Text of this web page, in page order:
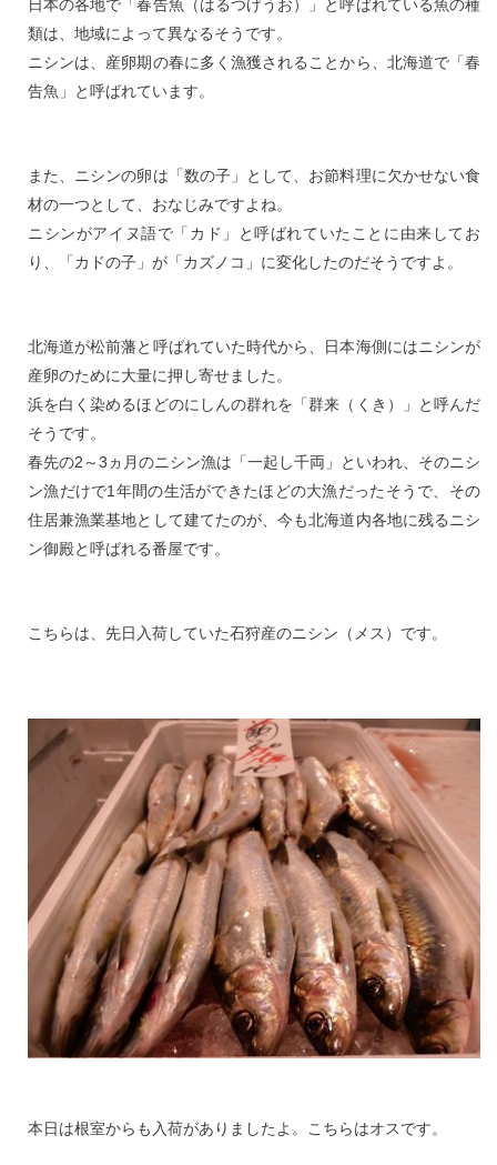
日本の各地で「春告魚（はるつげうお）」と呼ばれている魚の種
類は、地域によって異なるそうです。
ニシンは、産卵期の春に多く漁獲されることから、北海道で「春
告魚」と呼ばれています。
また、ニシンの卵は「数の子」として、お節料理に欠かせない食
材の一つとして、おなじみですよね。
ニシンがアイヌ語で「カド」と呼ばれていたことに由来してお
り、「カドの子」が「カズノコ」に変化したのだそうですよ。
北海道が松前藩と呼ばれていた時代から、日本海側にはニシンが
産卵のために大量に押し寄せました。
浜を白く染めるほどのにしんの群れを「群来（くき）」と呼んだ
そうです。
春先の2～3ヵ月のニシン漁は「一起し千両」といわれ、そのニシ
ン漁だけで1年間の生活ができたほどの大漁だったそうで、その
住居兼漁業基地として建てたのが、今も北海道内各地に残るニシ
ン御殿と呼ばれる番屋です。
こちらは、先日入荷していた石狩産のニシン（メス）です。
本日は根室からも入荷がありましたよ。こちらはオスです。